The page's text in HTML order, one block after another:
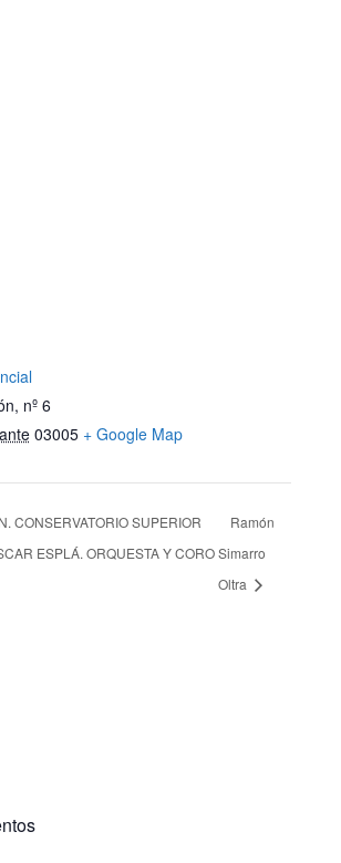
nº 6
03005 + Google Map
CONSERVATORIO SUPERIOR
ESPLÁ. ORQUESTA Y CORO
Ramón
Simarro
Oltra